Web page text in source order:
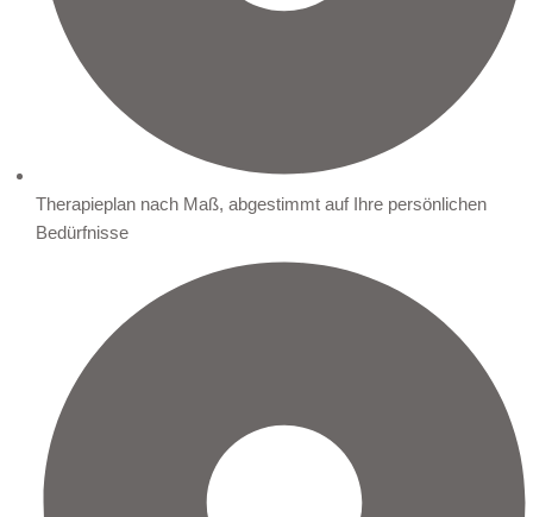
Therapieplan nach Maß, abgestimmt auf Ihre persönlichen
Bedürfnisse